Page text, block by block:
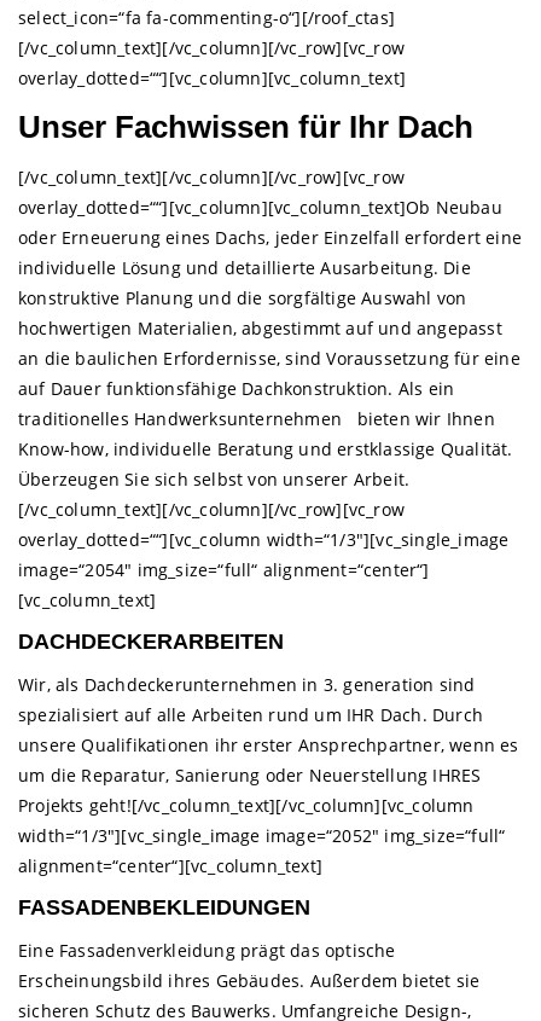
select_icon=“fa fa-commenting-o“][/roof_ctas]
[/vc_column_text][/vc_column][/vc_row][vc_row
overlay_dotted=““][vc_column][vc_column_text]
Unser Fachwissen für Ihr Dach
[/vc_column_text][/vc_column][/vc_row][vc_row
overlay_dotted=““][vc_column][vc_column_text]Ob Neubau
oder Erneuerung eines Dachs, jeder Einzelfall erfordert eine
individuelle Lösung und detaillierte Ausarbeitung. Die
konstruktive Planung und die sorgfältige Auswahl von
hochwertigen Materialien, abgestimmt auf und angepasst
an die baulichen Erfordernisse, sind Voraussetzung für eine
auf Dauer funktionsfähige Dachkonstruktion. Als ein
traditionelles Handwerksunternehmen bieten wir Ihnen
Know-how, individuelle Beratung und erstklassige Qualität.
Überzeugen Sie sich selbst von unserer Arbeit.
[/vc_column_text][/vc_column][/vc_row][vc_row
overlay_dotted=““][vc_column width=“1/3″][vc_single_image
image=“2054″ img_size=“full“ alignment=“center“]
[vc_column_text]
DACHDECKERARBEITEN
Wir, als Dachdeckerunternehmen in 3. generation sind
spezialisiert auf alle Arbeiten rund um IHR Dach. Durch
unsere Qualifikationen ihr erster Ansprechpartner, wenn es
um die Reparatur, Sanierung oder Neuerstellung IHRES
Projekts geht![/vc_column_text][/vc_column][vc_column
width=“1/3″][vc_single_image image=“2052″ img_size=“full“
alignment=“center“][vc_column_text]
FASSADENBEKLEIDUNGEN
Eine Fassadenverkleidung prägt das optische
Erscheinungsbild ihres Gebäudes. Außerdem bietet sie
sicheren Schutz des Bauwerks. Umfangreiche Design-,